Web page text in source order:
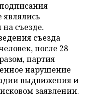
являлись
съезде.
съезда
после 28
партия
нарушение
выдвижения и
заявлении.